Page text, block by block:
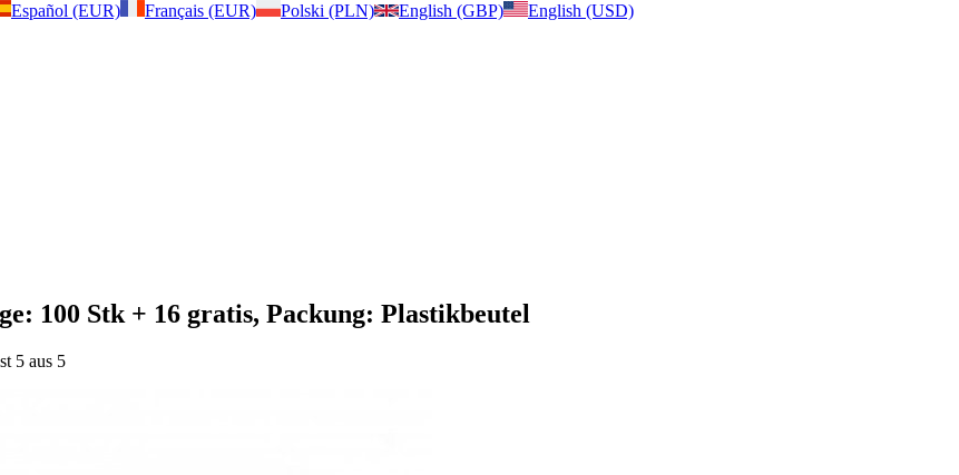
Español (EUR) Français (EUR) Polski (PLN) English (GBP)
English (USD)
100 Stk + 16 gratis, Packung: Plastikbeutel
5 aus 5